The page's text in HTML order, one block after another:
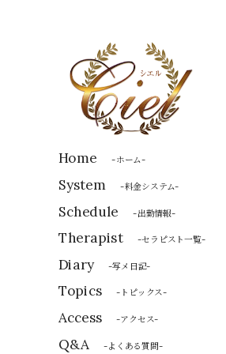
Home -ホーム-
System -料金システム-
Schedule -出勤情報-
Therapist -セラピスト一覧-
Diary -写メ日記-
Topics -トピックス-
Access -アクセス-
Q&A -よくある質問-